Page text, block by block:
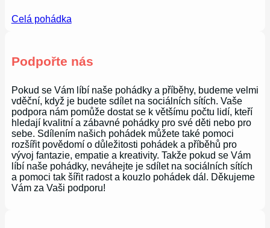
Celá pohádka
Podpořte nás
Pokud se Vám líbí naše pohádky a příběhy, budeme velmi
vděční, když je budete sdílet na sociálních sítích. Vaše
podpora nám pomůže dostat se k většímu počtu lidí, kteří
hledají kvalitní a zábavné pohádky pro své děti nebo pro
sebe. Sdílením našich pohádek můžete také pomoci
rozšířit povědomí o důležitosti pohádek a příběhů pro
vývoj fantazie, empatie a kreativity. Takže pokud se Vám
líbí naše pohádky, neváhejte je sdílet na sociálních sítích
a pomoci tak šířit radost a kouzlo pohádek dál. Děkujeme
Vám za Vaši podporu!